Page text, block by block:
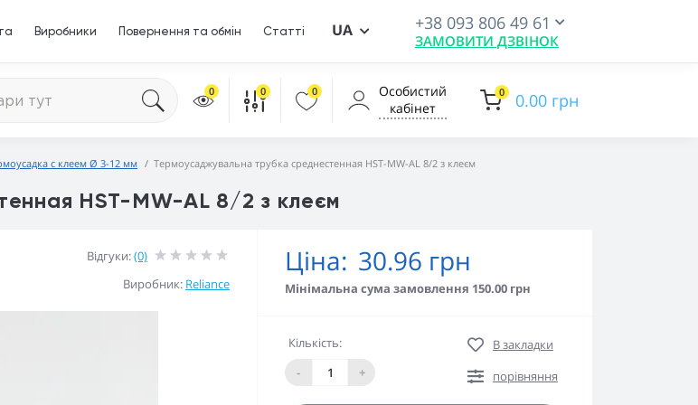
Виробники Повернення та обмін Статті UA +38 093 806 49 61
ЗАМОВИТИ ДЗВІНОК
0 0 0
Особистий
кабінет
0 0.00 грн
с клеем Ø 3-12 мм Термоусаджувальна трубка среднестенная HST-MW-AL 8/2 з клеєм
HST-MW-AL 8/2 з клеєм
Відгуки:(0)
Виробник: Reliance
Ціна: 30.96 грн
Мінімальна сума замовлення 150.00 грн
Кількість:
-
+
В закладки
порівняння